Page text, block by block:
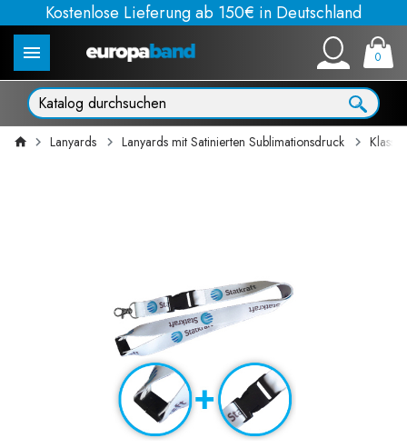
Kostenlose Lieferung ab 150€ in Deutschland
0
Lanyards Lanyards mit Satinierten Sublimationsdruck